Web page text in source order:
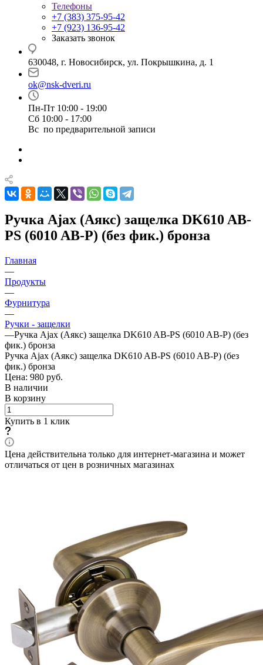
Телефоны
+7 (383) 375-95-42
+7 (923) 136-95-42
Заказать звонок
630048, г. Новосибирск, ул. Покрышкина, д. 1
ok@nsk-dveri.ru
Пн-Пт 10:00 - 19:00
Сб 10:00 - 17:00
Вс по предварительной записи
Ручка Ajax (Аякс) защелка DK610 AB-
PS (6010 AB-P) (без фик.) бронза
Главная
—
Продукты
—
Фурнитура
—
Ручки - защелки
—Ручка Ajax (Аякс) защелка DK610 AB-PS (6010 AB-P) (без
фик.) бронза
Ручка Ajax (Аякс) защелка DK610 AB-PS (6010 AB-P) (без
фик.) бронза
Цена: 980 руб.
В наличии
В корзину
Купить в 1 клик
Цена действительна только для интернет-магазина и может
отличаться от цен в розничных магазинах